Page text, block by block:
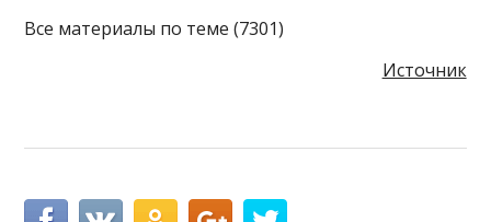
Все материалы по теме (7301)
Источник